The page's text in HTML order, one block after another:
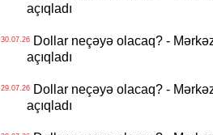
açıqladı
30.07.26Dollar neçəyə olacaq? -
açıqladı
29.07.26Dollar neçəyə olacaq? -
açıqladı